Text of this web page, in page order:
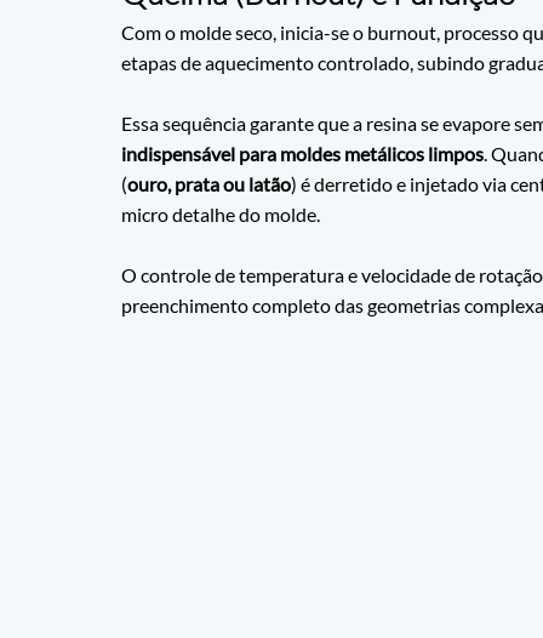
Com o molde seco, inicia-se o burnout, processo
etapas de aquecimento controlado, subindo
Essa sequência garante que a resina se evapore
indispensável para moldes metálicos limpos.
(ouro, prata ou latão) é derretido e injetado via
micro detalhe do molde.
O controle de temperatura e velocidade de
preenchimento completo das geometrias